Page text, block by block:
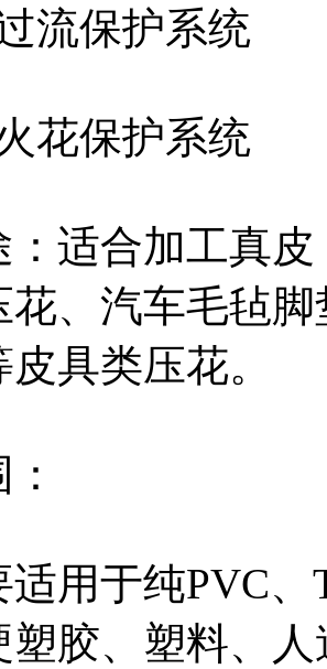
流保护系统
花保护系统
：适合加工真
花、汽车毛毡
具类压花。
用于纯PVC、
塑胶、塑料、